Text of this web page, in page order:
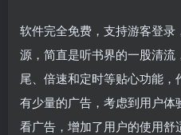
软件完全免费，支持游客登
源，简直是听书界的一股清
尾、倍速和定时等贴心功能
有少量的广告，考虑到用户
看广告，增加了用户的使用舒